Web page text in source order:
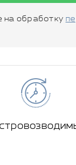
на обработку